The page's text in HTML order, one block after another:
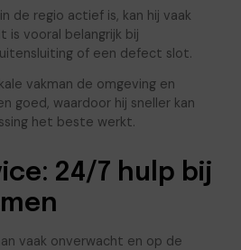
de regio actief is, kan hij vaak
is vooral belangrijk bij
of een defect slot.
vakman de omgeving en
goed, waardoor hij sneller kan
het beste werkt.
24/7 hulp bij
vaak onverwacht en op de